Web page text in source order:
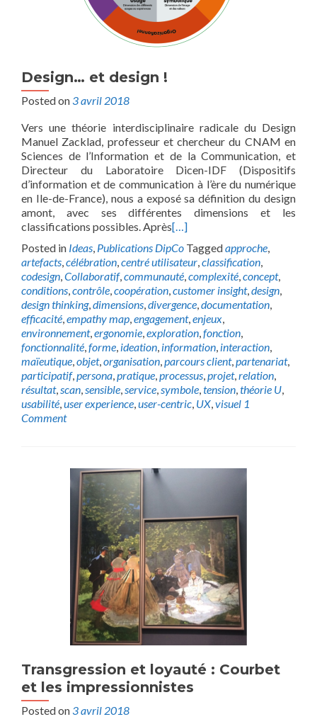
Design… et design !
Posted on 3 avril 2018
Vers une théorie interdisciplinaire radicale du Design
Manuel Zacklad, professeur et chercheur du CNAM en
Sciences de l’Information et de la Communication, et
Directeur du Laboratoire Dicen-IDF (Dispositifs
d’information et de communication à l’ère du numérique
en Ile-de-France), nous a exposé sa définition du design
amont, avec ses différentes dimensions et les
classifications possibles. Après[…]
Posted in Ideas, Publications DipCo Taggedapproche,
artefacts,célébration,centré utilisateur,classification,
codesign,Collaboratif,communauté,complexité,concept,
conditions,contrôle,coopération,customer insight,design,
design thinking,dimensions,divergence,documentation,
efficacité,empathy map,engagement,enjeux,
environnement,ergonomie,exploration,fonction,
fonctionnalité,forme, ideation, information, interaction,
maïeutique,objet,organisation,parcours client,partenariat,
participatif,persona,pratique,processus,projet,relation,
résultat,scan,sensible,service,symbole,tension,théorie U,
usabilité,user experience,user-centric, UX,visuel 1
Comment
Transgression et loyauté : Courbet
et les impressionnistes
Posted on 3 avril 2018